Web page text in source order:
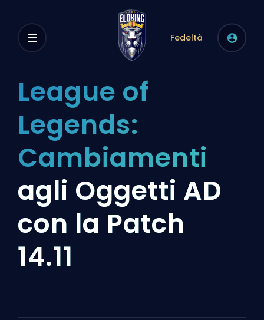
Fedeltà
League of
Legends:
Cambiamenti
agli Oggetti AD
con la Patch
14.11